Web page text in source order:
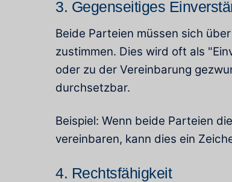
3. Gegenseitiges
Beide Parteien müssen sich
zustimmen. Dies wird oft als
oder zu der Vereinbarung
durchsetzbar.
Beispiel: Wenn beide Parteien
vereinbaren, kann dies ein
4. Rechtsfähigkeit